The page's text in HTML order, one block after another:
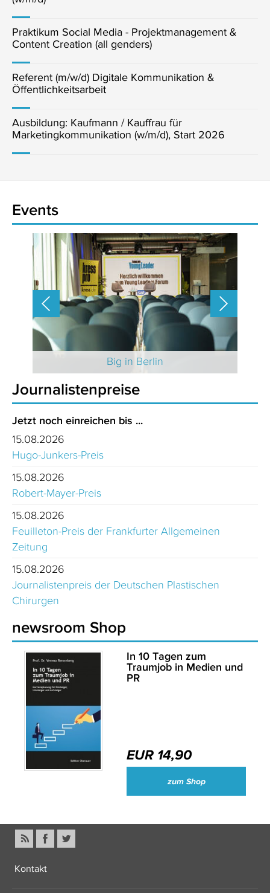
Praktikum Social Media - Projektmanagement &
Content Creation (all genders)
Referent (m/w/d) Digitale Kommunikation &
Öffentlichkeitsarbeit
Ausbildung: Kaufmann / Kauffrau für
Marketingkommunikation (w/m/d), Start 2026
Events
Big in Berlin
Journalistenpreise
Jetzt noch einreichen bis ...
15.08.2026
Hugo-Junkers-Preis
15.08.2026
Robert-Mayer-Preis
15.08.2026
Feuilleton-Preis der Frankfurter Allgemeinen
Zeitung
15.08.2026
Journalistenpreis der Deutschen Plastischen
Chirurgen
newsroom Shop
In 10 Tagen zum
Traumjob in Medien und
PR
EUR 14,90
zum Shop
Kontakt